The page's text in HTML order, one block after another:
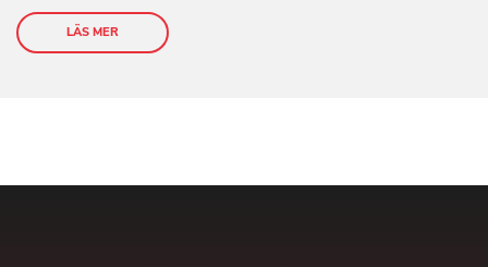
LÄS MER